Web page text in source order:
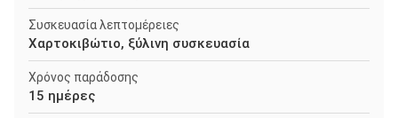
Συσκευασία λεπτομέρειες
Χαρτοκιβώτιο, ξύλινη συσκευασία
Χρόνος παράδοσης
15 ημέρες